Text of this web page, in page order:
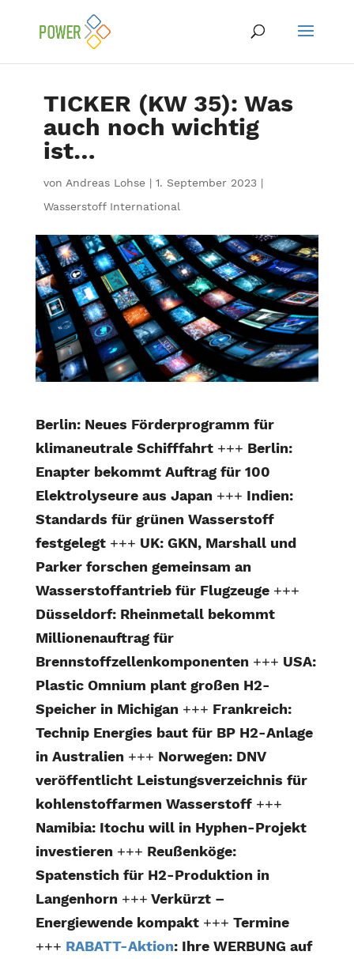
TICKER (KW 35): Was
auch noch wichtig
ist…
von Andreas Lohse| 1. September 2023|
Wasserstoff International
Berlin: Neues Förderprogramm für
klimaneutrale Schifffahrt +++ Berlin:
Enapter bekommt Auftrag für 100
Elektrolyseure aus Japan +++ Indien:
Standards für grünen Wasserstoff
festgelegt +++ UK: GKN, Marshall und
Parker forschen gemeinsam an
Wasserstoffantrieb für Flugzeuge +++
Düsseldorf: Rheinmetall bekommt
Millionenauftrag für
Brennstoffzellenkomponenten +++ USA:
Plastic Omnium plant großen H2-
Speicher in Michigan +++ Frankreich:
Technip Energies baut für BP H2-Anlage
in Australien +++ Norwegen: DNV
veröffentlicht Leistungsverzeichnis für
kohlenstoffarmen Wasserstoff +++
Namibia: Itochu will in Hyphen-Projekt
investieren +++ Reußenköge:
Spatenstich für H2-Produktion in
Langenhorn +++ Verkürzt –
Energiewende kompakt +++ Termine
+++ RABATT-Aktion: Ihre WERBUNG auf